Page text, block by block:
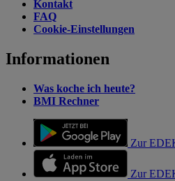
Kontakt
FAQ
Cookie-Einstellungen
Informationen
Was koche ich heute?
BMI Rechner
Zur
Zur